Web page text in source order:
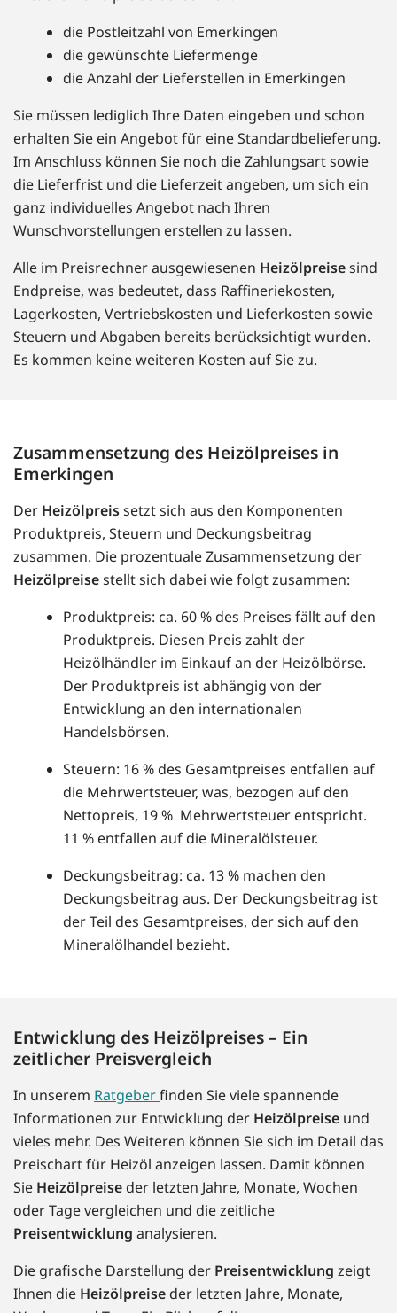
die Postleitzahl von Emerkingen
die gewünschte Liefermenge
die Anzahl der Lieferstellen in Emerkingen
Sie müssen lediglich Ihre Daten eingeben und schon
erhalten Sie ein Angebot für eine Standardbelieferung.
Im Anschluss können Sie noch die Zahlungsart sowie
die Lieferfrist und die Lieferzeit angeben, um sich ein
ganz individuelles Angebot nach Ihren
Wunschvorstellungen erstellen zu lassen.
Alle im Preisrechner ausgewiesenen Heizölpreisesind
Endpreise, was bedeutet, dass Raffineriekosten,
Lagerkosten, Vertriebskosten und Lieferkosten sowie
Steuern und Abgaben bereits berücksichtigt wurden.
Es kommen keine weiteren Kosten auf Sie zu.
Zusammensetzung des Heizölpreises in
Emerkingen
Der Heizölpreissetzt sich aus den Komponenten
Produktpreis, Steuern und Deckungsbeitrag
zusammen. Die prozentuale Zusammensetzung der
Heizölpreisestellt sich dabei wie folgt zusammen:
Produktpreis: ca. 60 % des Preises fällt auf den
Produktpreis. Diesen Preis zahlt der
Heizölhändler im Einkauf an der Heizölbörse.
Der Produktpreis ist abhängig von der
Entwicklung an den internationalen
Handelsbörsen.
Steuern: 16 % des Gesamtpreises entfallen auf
die Mehrwertsteuer, was, bezogen auf den
Nettopreis, 19 % Mehrwertsteuer entspricht.
11 % entfallen auf die Mineralölsteuer.
Deckungsbeitrag: ca. 13 % machen den
Deckungsbeitrag aus. Der Deckungsbeitrag ist
der Teil des Gesamtpreises, der sich auf den
Mineralölhandel bezieht.
Entwicklung des Heizölpreises – Ein
zeitlicher Preisvergleich
In unserem Ratgeberfinden Sie viele spannende
Informationen zur Entwicklung der Heizölpreise und
vieles mehr. Des Weiteren können Sie sich im Detail das
Preischart für Heizöl anzeigen lassen. Damit können
Sie Heizölpreise der letzten Jahre, Monate, Wochen
oder Tage vergleichen und die zeitliche
Preisentwicklung analysieren.
Die grafische Darstellung der Preisentwicklung zeigt
Ihnen die Heizölpreise der letzten Jahre, Monate,